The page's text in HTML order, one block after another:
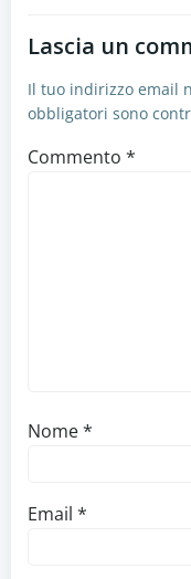
Lascia un
Il tuo indirizzo email
obbligatori sono
Commento *
Nome*
Email *